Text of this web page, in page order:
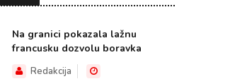
Na granici pokazala lažnu
francusku dozvolu boravka
Redakcija